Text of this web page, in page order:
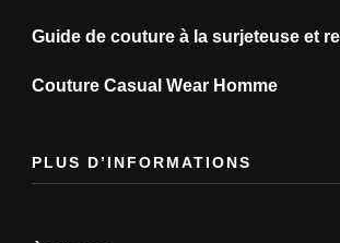
Guide de couture à la surjeteuse et
Couture Casual Wear Homme
PLUS D’INFORMATIONS